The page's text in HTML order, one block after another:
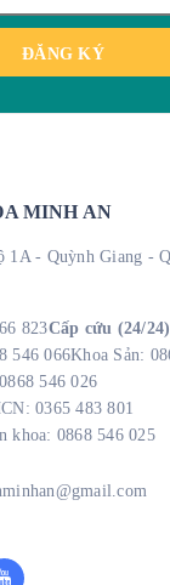
ĐĂNG KÝ
MINH AN
1A - Quỳnh Giang -
823Cấp cứu (24/
546 066Khoa Sản:
546 026
0365 483 801
khoa: 0868 546 025